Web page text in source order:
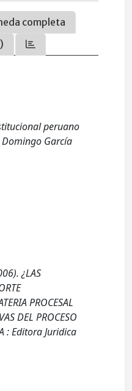
completa
peruano
García
¿LAS
PROCESAL
DEL PROCESO
: Editora Juridica